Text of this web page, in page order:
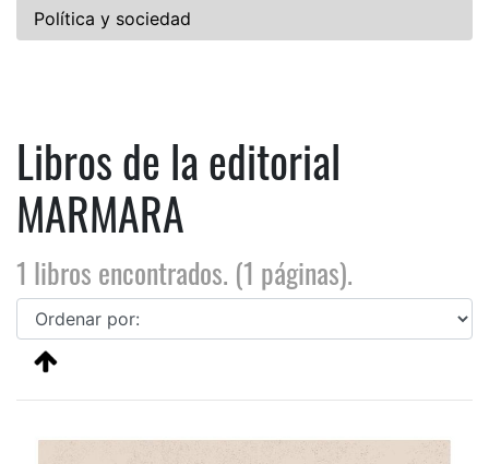
Política y sociedad
Libros de la editorial
MARMARA
1 libros encontrados. (1 páginas).